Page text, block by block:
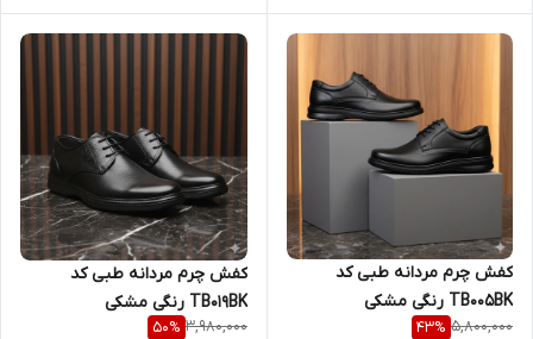
کفش چرم مردانه طبی کد
TB005BK رنگی مشکی
5,800,000
43%
کفش چرم مردانه طبی کد
TB019BK رنگی مشکی
3,980,000
50%